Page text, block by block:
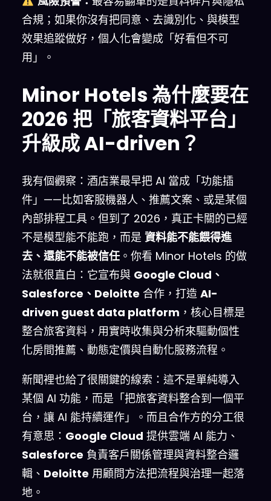
合規；如果你沒有把同意、去識別化、與模型
效果追蹤做好，個人化會變成「好看但不可
用」。
Minor Hotels 為什麼要在
2026 把「旅客資料平台」
升級成 AI-driven？
我有個觀察：酒店業最早把 AI 當成「功能插
件」——比如客服機器人、推薦文案、或是某個
內部排程工具。但到了 2026，真正卡關的已經
不是模型能不能跑，而是 資料能不能餵得進
去、還能不能被信任 。你看 Minor Hotels 的做
法就很直白：它宣布與 Google Cloud、
Salesforce、Deloitte 合作，打造 AI-
driven guest data platform ，核心目標是
整合旅客資料，用實時收集與分析來驅動個性
化房間推薦、動態定價與自動化服務流程。
新聞裡也給了很關鍵的線索：這不是單純導入
某個 AI 功能，而是「把旅客資料整合到一個平
台，讓 AI 能持續運作」。而且合作方的分工很
有意思： Google Cloud 提供雲端 AI 能力、
Salesforce 負責客戶關係管理與資料整合邏
輯、 Deloitte 用顧問方法把流程與治理一起落
地。